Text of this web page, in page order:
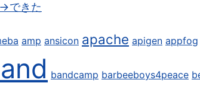
できた
amp ansicon apache apigen appfog
bandcamp barbeeboys4peace